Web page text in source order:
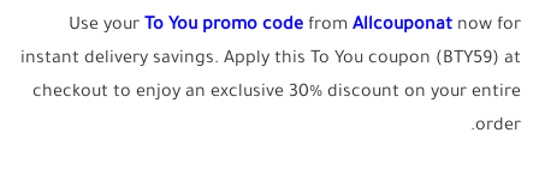
Use your To You promo code from Allcouponat now for
instant delivery savings. Apply this To You coupon (BTY59) at
checkout to enjoy an exclusive 30% discount on your entire
order.